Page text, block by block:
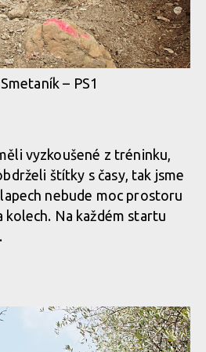
– PS1
vyzkoušené z tréninku,
štítky s časy, tak jsme
nebude moc prostoru
kolech. Na každém startu